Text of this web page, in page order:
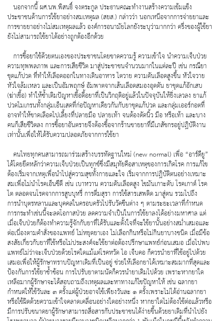
นอกจากนี้ ผศ.นพ.พิสนธิ์ จงตระกูล ประธานคณะทำงานสร้างความเข้มแข็ง
ประชาชนด้านการใช้ยาอย่างสมเหตุผล (สยส.) กล่าวว่า นอกเหนือจากการจ่ายยาและ
การขายยาอย่างไม่สมเหตุผลแล้ว องค์การอนามัยโลกยังระบุว่ามากกว่า ครึ่งของผู้ใช้ยา
ยังไม่สามารถใช้ยาได้อย่างถูกต้องอีกด้วย
การซื้อยาใช้ด้วยตนเองของประชาชนโดยขาดความรู้ ความเข้าใจ นำความเจ็บป่วย
ความทุพพลภาพ และการเสียชีวิต มาสู่ประชาชนจำนวนมากในแต่ละปี เช่น กรณียา
ชุดแก้ปวด ที่ทำให้เลือดออกในทางเดินอาหาร ไตวาย ความดันเลือดสูงขึ้น หัวใจวาย
หัวใจล้มเหลว และเป็นอัมพฤกษ์ อัมพาตจากเส้นเลือดสมองอุดตัน ยาชุดแก้อักเสบ
(ฆ่าเชื้อ) ทำให้ซ้ำเติมปัญหาเชื้อดื้อยาที่เป็นวิกฤติอยู่แล้วในปัจจุบันให้ยิ่งเลวลง ยาแก้
ปวดไมเกรนทั้งกลุ่มเอ็นเสดที่ก่อปัญหาเดียวกันกับยาชุดแก้ปวด และกลุ่มเออร์กอตที่
อาจทำให้ขาดเลือดไปเลี้ยงที่ปลายมือ ปลายเท้า จนต้องตัดนิ้ว มือ หรือเท้า และบาง
คนก็เสียชีวิตลง การซื้อยาอันตรายจึงต้องซื้อจากร้านขายยาที่มีเภสัชกรอยู่ปฏิบัติงาน
เท่านั้นเพื่อให้ได้รับความปลอดภัยจากการใช้ยา
คนไทยทุกคนสามารถมาร่วมสร้างบรรทัดฐานใหม่ (new normal) เพื่อ “อาร์ดียู”
ได้โดยยึดหลักว่าความเจ็บป่วยเป็นทุกข์ซึ่งมีสมุทัยคือสาเหตุของการเกิดโรค การแก้ไข
ต้องเริ่มจากเหตุเพื่อนำไปสู่ความสุขทั้งกายและใจ เริ่มจากการปฏิบัติตนอย่างเหมาะ
สมเพื่อไม่นำโรคเอ็นซีดี เช่น เบาหวาน ความดันเลือดสูง ไขมันเกาะตับ โรคเกาต์ โรค
ไต ตลอดจนโรคจากการสูบบุหรี่ การดื่มสุรา การใช้สารเสพติด มาสู่ตน รวมไปถึง
การนำบุตรหลานและบุคคลในครอบครัวไปรับวัคซีนต่าง ๆ ตามระยะเวลาที่กำหนด
การกระทำเช่นนี้จะลดโอกาสป่วย ลดความจำเป็นในการใช้ยาลงได้อย่างมหาศาล แต่
เมื่อเจ็บป่วยก็ต้องทำความรู้จักกับยาที่ได้รับและตั้งใจที่จะใช้ยานั้นอย่างสม่ำเสมอและ
ต่อเนื่องตามคำสั่งของแพทย์ ไม่หยุดยาเอง ไม่เลือกกินหรือไม่กินยาบางชนิด เมื่อมีข้อ
สงสัยเกี่ยวกับยาที่ใช้หรือไม่ประสงค์จะใช้ยาต่อต้องปรึกษาแพทย์ก่อนเสมอ เมื่อไปพบ
แพทย์ไม่ว่าจะเจ็บป่วยด้วยโรคใดแม้แต่โรคหวัด ไอ เจ็บคอ ก็ควรนำยาที่ใช้อยู่ไปด้วย
เสมอเพื่อให้ผู้รักษาทราบปัญหาเดิมที่เป็นอยู่ ช่วยให้เลือกยาได้เหมาะสมมากที่สุดและ
ป้องกันการใช้ยาซ้ำซ้อน การไปรับยาตามนัดก็ควรนำยาเดิมไปด้วย เพราะหากยาใด
เหลือมากผู้รักษาจะได้สอบถามถึงเหตุผลและหาทางแก้ไขปัญหาให้ เช่น ฉลากยา
กำหนดให้ใช้วันละ ๓ ครั้งแต่ผู้ป่วยอาจใช้เพียงวันละ ๑ ครั้งเพราะไม่ได้อ่านฉลากยา
หรือใช้ผิดด้วยความเข้าใจคลาดเคลื่อนอย่างใดอย่างหนึ่ง หากยาใดไม่ต้องใช้ต่อแล้วหรือ
มีการปรับขนาดยาผู้รักษาสามารถสื่อสารกับประชาชนได้ง่ายขึ้นด้วยยาเดิมที่นำไปยัง